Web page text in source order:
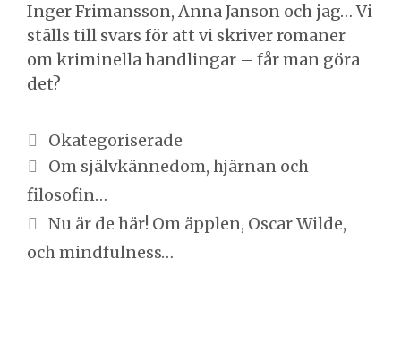
Inger Frimansson, Anna Janson och jag… Vi
ställs till svars för att vi skriver romaner
om kriminella handlingar – får man göra
det?
Kategorier
Okategoriserade
Inläggsnavigering
Om självkännedom, hjärnan och
filosofin…
Nu är de här! Om äpplen, Oscar Wilde,
och mindfulness…